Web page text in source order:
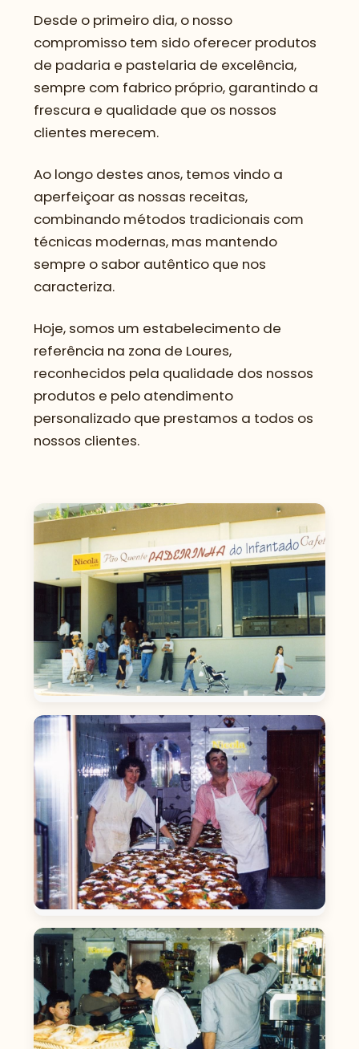
Desde o primeiro dia, o nosso
compromisso tem sido oferecer produtos
de padaria e pastelaria de excelência,
sempre com fabrico próprio, garantindo a
frescura e qualidade que os nossos
clientes merecem.
Ao longo destes anos, temos vindo a
aperfeiçoar as nossas receitas,
combinando métodos tradicionais com
técnicas modernas, mas mantendo
sempre o sabor autêntico que nos
caracteriza.
Hoje, somos um estabelecimento de
referência na zona de Loures,
reconhecidos pela qualidade dos nossos
produtos e pelo atendimento
personalizado que prestamos a todos os
nossos clientes.